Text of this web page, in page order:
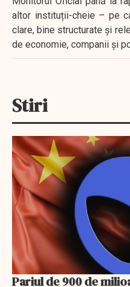
altor instituții-cheie – pe
clare, bine structurate și
de economie, companii și
Stiri
Pariul de 900 de